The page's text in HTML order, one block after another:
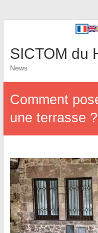
SICTOM du
News
Comment
une terrasse ?